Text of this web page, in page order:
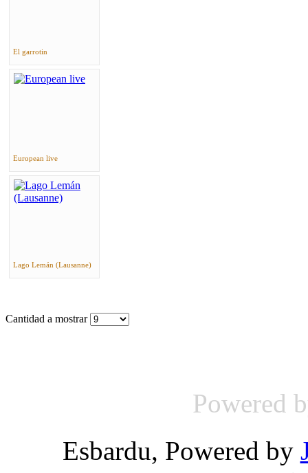
El garrotin
European live
Lago Lemán (Lausanne)
Cantidad a mostrar
Powered
Esbardu, Powered by